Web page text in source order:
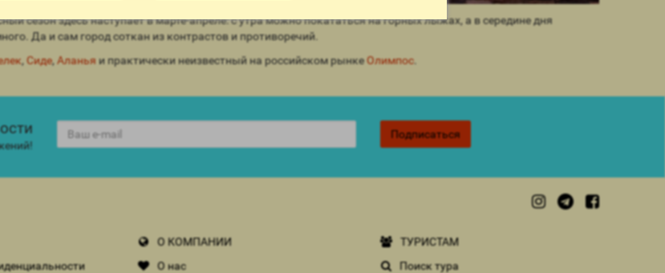
сезон здесь наступает в марте-апреле: с утра можно покататься на горных лыжах, а в середине дня
Да и сам город соткан из контрастов и противоречий.
,Сиде,Аланьяи практически неизвестный на российском рынкеОлимпос.
Подписаться
О КОМПАНИИ
О нас
ТУРИСТАМ
Поиск тура